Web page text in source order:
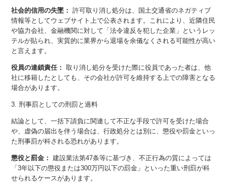
社会的信用の失墜： 許可取り消し処分は、国土交通省のネガティブ
情報等としてウェブサイト上で公表されます。これにより、近隣住民
や協力会社、金融機関に対して「法令違反を犯した企業」というレッ
テルが貼られ、実質的に業界から退場を余儀なくされる可能性が高い
と言えます。
役員の連鎖責任： 取り消し処分を受けた際に役員であった者は、他
社に移籍したとしても、その会社が許可を維持する上での障害となる
場合があります。
3. 刑事罰としての刑罰と過料
結論として、一括下請負に関連して不正な手段で許可を受けた場合
や、虚偽の届出を伴う場合は、行政処分とは別に、懲役や罰金といっ
た刑事罰が科される恐れがあります。
懲役と罰金： 建設業法第47条等に基づき、不正行為の質によっては
「3年以下の懲役または300万円以下の罰金」といった重い刑罰が科
せられるケースがあります。